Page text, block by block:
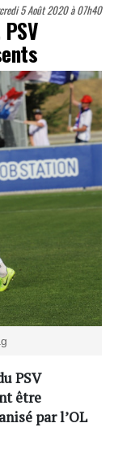
5 Août 2020 à 07h40
PSV
être
par l’OL